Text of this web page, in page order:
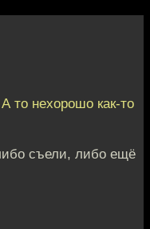
то нехорошо как-то
съели, либо ещё